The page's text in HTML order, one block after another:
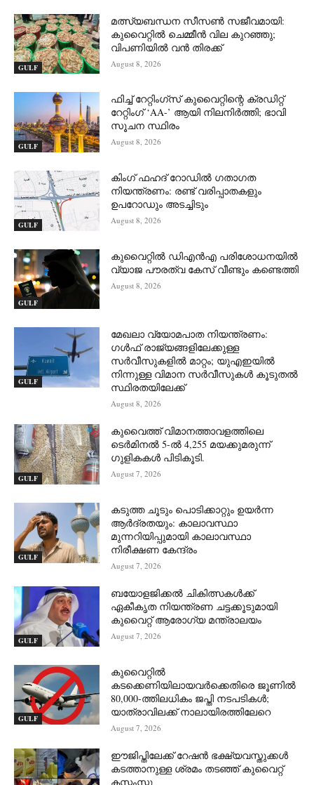
GULF
മത്സ്യബന്ധന സീസൺ സജീവമായി:
കുവൈറ്റിൽ ചെമ്മീൻ വില കുറഞ്ഞു;
വിപണിയിൽ വൻ തിരക്ക്
August 8, 2026
GULF
ഫിച്ച് റേറ്റിംഗ്സ് കുവൈറ്റിന്റെ ക്രഡിറ്റ്
റേറ്റിംഗ് ‘AA-’ ആയി നിലനിർത്തി; ഭാവി
സൂചന സ്ഥിരം
August 8, 2026
GULF
കിംഗ് ഫഹദ് റോഡിൽ ഗതാഗത
നിയന്ത്രണം: രണ്ട് വരിപ്പാതകളും
ഉപറോഡും അടച്ചിടും
August 8, 2026
GULF
കുവൈറ്റിൽ ഡിഎൻഎ പരിശോധനയിൽ
വ്യാജ പൗരത്വ കേസ് വീണ്ടും കണ്ടെത്തി
August 8, 2026
GULF
മേഖലാ വ്യോമപാത നിയന്ത്രണം:
ഗൾഫ് രാജ്യങ്ങളിലേക്കുള്ള
സർവീസുകളിൽ മാറ്റം; യുഎഇയിൽ
നിന്നുള്ള വിമാന സർവീസുകൾ കൂടുതൽ
സ്ഥിരതയിലേക്ക്
August 8, 2026
GULF
കുവൈത്ത് വിമാനത്താവളത്തിലെ
ടെർമിനൽ 5-ൽ 4,255 മയക്കുമരുന്ന്
ഗുളികകൾ പിടികൂടി.
August 7, 2026
GULF
കടുത്ത ചൂടും പൊടിക്കാറ്റും ഉയർന്ന
ആർദ്രതയും: കാലാവസ്ഥാ
മുന്നറിയിപ്പുമായി കാലാവസ്ഥാ
നിരീക്ഷണ കേന്ദ്രം
August 7, 2026
GULF
ബയോളജിക്കൽ ചികിത്സകൾക്ക്
ഏകീകൃത നിയന്ത്രണ ചട്ടക്കൂടുമായി
കുവൈറ്റ് ആരോഗ്യ മന്ത്രാലയം
August 7, 2026
GULF
കുവൈറ്റിൽ
കടക്കെണിയിലായവർക്കെതിരെ ജൂണിൽ
80,000-ത്തിലധികം ജപ്തി നടപടികൾ;
യാത്രാവിലക്ക് നാലായിരത്തിലേറെ
August 7, 2026
ഈജിപ്തിലേക്ക് റേഷൻ ഭക്ഷ്യവസ്തുക്കൾ
കടത്താനുള്ള ശ്രമം തടഞ്ഞ് കുവൈറ്റ്
കസ്റ്റംസ്കു